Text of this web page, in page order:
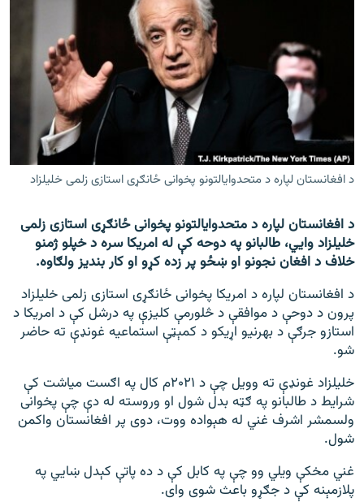
د کډوالۍ بحران
'کووېډ-۱۹'
دري پاڼه
Azadi English
راسره ملګري شئ
د ازادې اروپا/ ازادي راډيو ټولې پاڼې
د افغانستان لپاره د متحدوایالتونو پخوانی ځانګړی استازی زلمی خلیلزاد
د افغانستان لپاره د متحدوایالتونو پخوانی ځانګړی استازی زلمی
خلیلزاد وايي، طالبانو په دوحه کې له امریکا سره د خپلو ژمنو
خلاف د افغان نجونو او ښځو پر زده کړو او کار بندیز ولګاوه.
د افغانستان لپاره د امریکا پخوانی ځانګړی استازی زلمی خلیلزاد
پرون د دوحې د موافقې د څلورمې کلیزې په درشل کې د امریکا د
استازو جرګې د بهرنیو اړیکو د کمېټې استماعیه غونډې ته حاضر
شو.
خلیلزاد غونډې ته وویل چې د ۲۰۲۱م کال په اګست میاشت کې
شرایط د طالبانو په ګټه بدل شول او وروسته له دې چې پخوانی
ولسمشر اشرف غني له هېواده ووت، دوی پر افغانستان واکمن
شول.
غني مخکې ویلي وو چې په کابل کې د ده پاتې کېدل ښايي په
پلازمېنه کې د جګړو باعث شوی وای.